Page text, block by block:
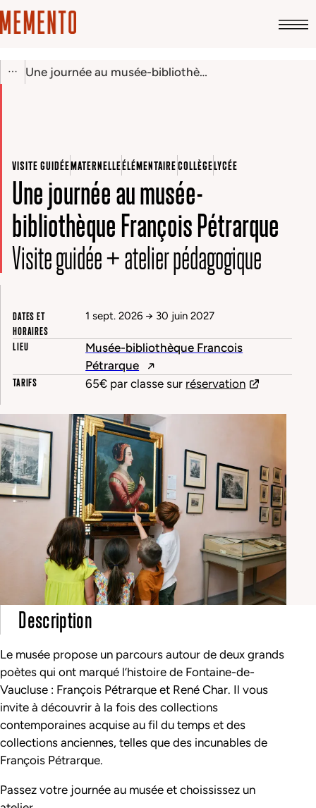
Une journée au musée-bibliothèque François Pétrarque
VISITE GUIDÉEMATERNELLEÉLÉMENTAIRECOLLÈGELYCÉE
Une journée au musée-
bibliothèque François Pétrarque
Visite guidée + atelier pédagogique
DATES ET
HORAIRES
1 sept. 2026 → 30 juin 2027
LIEU
Musée-bibliothèque Francois
Pétrarque
TARIFS 65€ par classe sur réservation
Description
Le musée propose un parcours autour de deux grands
poètes qui ont marqué l’histoire de Fontaine-de-
Vaucluse : François Pétrarque et René Char. Il vous
invite à découvrir à la fois des collections
contemporaines acquise au fil du temps et des
collections anciennes, telles que des incunables de
François Pétrarque.
Passez votre journée au musée et choississez un